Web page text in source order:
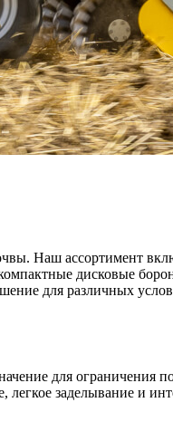
Наш ассортимент
дисковые
для различных
для ограничения
легкое заделывание и